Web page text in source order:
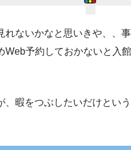
れないかなと思いきや、、
Web予約しておかないと入
暇をつぶしたいだけとい